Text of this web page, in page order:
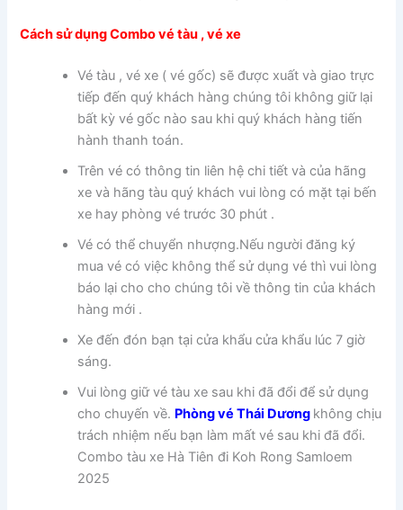
Cách sử dụng Combo vé tàu , vé xe
Vé tàu , vé xe ( vé gốc) sẽ được xuất và giao trực
tiếp đến quý khách hàng chúng tôi không giữ lại
bất kỳ vé gốc nào sau khi quý khách hàng tiến
hành thanh toán.
Trên vé có thông tin liên hệ chi tiết và của hãng
xe và hãng tàu quý khách vui lòng có mặt tại bến
xe hay phòng vé trước 30 phút .
Vé có thể chuyển nhượng.Nếu người đăng ký
mua vé có việc không thể sử dụng vé thì vui lòng
báo lại cho cho chúng tôi về thông tin của khách
hàng mới .
Xe đến đón bạn tại cửa khẩu cửa khẩu lúc 7 giờ
sáng.
Vui lòng giữ vé tàu xe sau khi đã đổi để sử dụng
cho chuyến về. Phòng vé Thái Dương không chịu
trách nhiệm nếu bạn làm mất vé sau khi đã đổi.
Combo tàu xe Hà Tiên đi Koh Rong Samloem
2025